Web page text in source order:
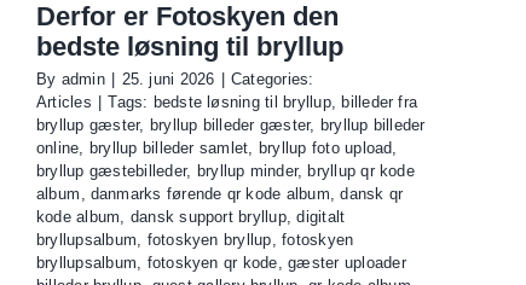
Derfor er Fotoskyen den
bedste løsning til bryllup
By admin 25. juni 2026
Categories:
Articles
Tags: bedste løsning til bryllup, billeder fra
bryllup gæster, bryllup billeder gæster, bryllup billeder
online, bryllup billeder samlet, bryllup foto upload,
bryllup gæstebilleder, bryllup minder, bryllup qr kode
album , danmarks førende qr kode album,dansk qr
kode album, dansk support bryllup,digitalt
bryllupsalbum, fotoskyen bryllup,fotoskyen
bryllupsalbum, fotoskyen qr kode,gæster uploader